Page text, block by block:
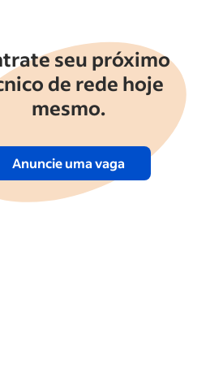
seu próximo
de rede hoje
mesmo.
Anuncie uma vaga